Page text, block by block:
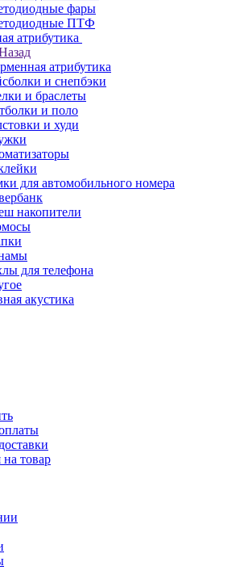
фары
ПТФ
атрибутика
атрибутика
и снепбэки
и браслеты
и поло
и худи
для автомобильного номера
накопители
для телефона
акустика
на товар